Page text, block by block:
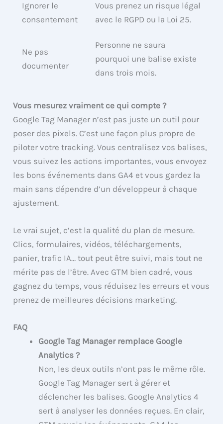
Ignorer le
consentement
Vous prenez un risque légal
avec le RGPD ou la Loi 25.
Ne pas
documenter
Personne ne saura
pourquoi une balise existe
dans trois mois.
Vous mesurez vraiment ce qui compte ?
Google Tag Manager n’est pas juste un outil pour
poser des pixels. C’est une façon plus propre de
piloter votre tracking. Vous centralisez vos balises,
vous suivez les actions importantes, vous envoyez
les bons événements dans GA4 et vous gardez la
main sans dépendre d’un développeur à chaque
ajustement.
Le vrai sujet, c’est la qualité du plan de mesure.
Clics, formulaires, vidéos, téléchargements,
panier, trafic IA… tout peut être suivi, mais tout ne
mérite pas de l’être. Avec GTM bien cadré, vous
gagnez du temps, vous réduisez les erreurs et vous
prenez de meilleures décisions marketing.
FAQ
Google Tag Manager remplace Google
Analytics ?
Non, les deux outils n’ont pas le même rôle.
Google Tag Manager sert à gérer et
déclencher les balises. Google Analytics 4
sert à analyser les données reçues. En clair,